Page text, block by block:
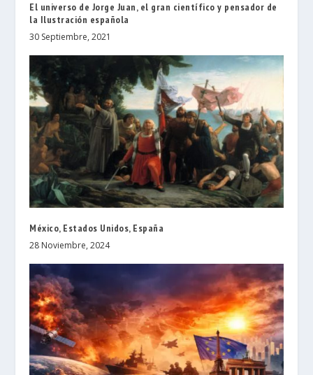
El universo de Jorge Juan, el gran científico y pensador de
la Ilustración española
30 Septiembre, 2021
México, Estados Unidos, España
28 Noviembre, 2024